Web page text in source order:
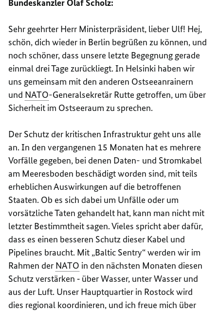
Bundeskanzler Olaf Scholz:
Sehr geehrter Herr Ministerpräsident, lieber Ulf! Hej,
schön, dich wieder in Berlin begrüßen zu können, und
noch schöner, dass unsere letzte Begegnung gerade
einmal drei Tage zurückliegt. In Helsinki haben wir
uns gemeinsam mit den anderen Ostseeanrainern
und NATO-Generalsekretär Rutte getroffen, um über
Sicherheit im Ostseeraum zu sprechen.
Der Schutz der kritischen Infrastruktur geht uns alle
an. In den vergangenen 15 Monaten hat es mehrere
Vorfälle gegeben, bei denen Daten- und Stromkabel
am Meeresboden beschädigt worden sind, mit teils
erheblichen Auswirkungen auf die betroffenen
Staaten. Ob es sich dabei um Unfälle oder um
vorsätzliche Taten gehandelt hat, kann man nicht mit
letzter Bestimmtheit sagen. Vieles spricht aber dafür,
dass es einen besseren Schutz dieser Kabel und
Pipelines braucht. Mit „Baltic Sentry“ werden wir im
Rahmen der NATO in den nächsten Monaten diesen
Schutz verstärken ‑ über Wasser, unter Wasser und
aus der Luft. Unser Hauptquartier in Rostock wird
dies regional koordinieren, und ich freue mich über